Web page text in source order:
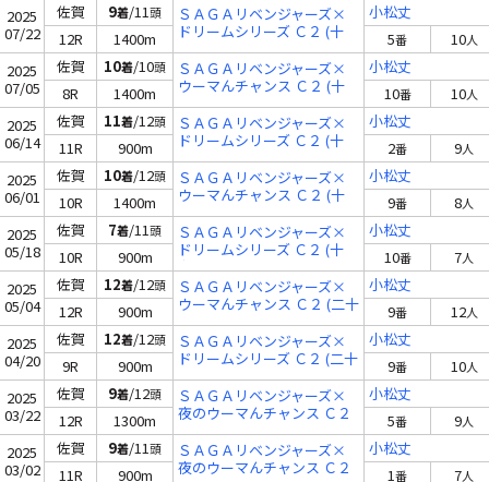
2025
07/22
佐賀 9着/11頭
ＳＡＧＡリベンジャーズ×
ドリームシリーズ Ｃ２ (十
五)
小松丈
12R
1400m 5番 10人
2025
07/05
佐賀 10着/10頭
ＳＡＧＡリベンジャーズ×
ウーマんチャンス Ｃ２ (十
六)
小松丈
8R
1400m 10番 10人
2025
06/14
佐賀 11着/12頭
ＳＡＧＡリベンジャーズ×
ドリームシリーズ Ｃ２ (十
七)
小松丈
11R
900m 2番 9人
2025
06/01
佐賀 10着/12頭
ＳＡＧＡリベンジャーズ×
ウーマんチャンス Ｃ２ (十
七)
小松丈
10R
1400m 9番 8人
2025
05/18
佐賀 7着/11頭
ＳＡＧＡリベンジャーズ×
ドリームシリーズ Ｃ２ (十
九)
小松丈
10R
900m 10番 7人
2025
05/04
佐賀 12着/12頭
ＳＡＧＡリベンジャーズ×
ウーマんチャンス Ｃ２ (二十
二)
小松丈
12R
900m 9番 12人
2025
04/20
佐賀 12着/12頭
ＳＡＧＡリベンジャーズ×
ドリームシリーズ Ｃ２ (二十
五)
小松丈
9R
900m 9番 10人
2025
03/22
佐賀 9着/12頭
ＳＡＧＡリベンジャーズ×
夜のウーマんチャンス Ｃ２
(二十四)
小松丈
12R
1300m 5番 9人
2025
03/02
佐賀 9着/11頭
ＳＡＧＡリベンジャーズ×
夜のウーマんチャンス Ｃ２
小松丈
11R
900m 1番 7人